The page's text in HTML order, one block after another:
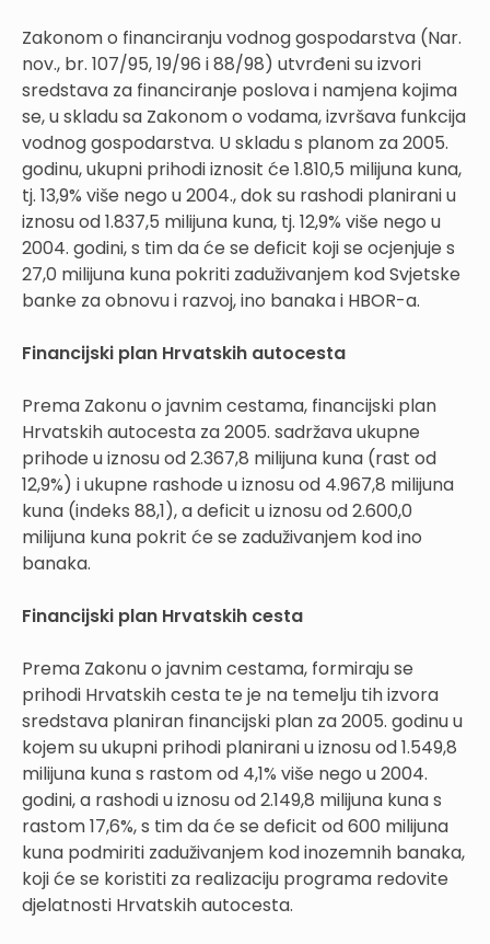
Zakonom o financiranju vodnog gospodarstva (Nar.
nov., br. 107/95, 19/96 i 88/98) utvrđeni su izvori
sredstava za financiranje poslova i namjena kojima
se, u skladu sa Zakonom o vodama, izvršava funkcija
vodnog gospodarstva. U skladu s planom za 2005.
godinu, ukupni prihodi iznosit će 1.810,5 milijuna kuna,
tj. 13,9% više nego u 2004., dok su rashodi planirani u
iznosu od 1.837,5 milijuna kuna, tj. 12,9% više nego u
2004. godini, s tim da će se deficit koji se ocjenjuje s
27,0 milijuna kuna pokriti zaduživanjem kod Svjetske
banke za obnovu i razvoj, ino banaka i HBOR-a.
Financijski plan Hrvatskih autocesta
Prema Zakonu o javnim cestama, financijski plan
Hrvatskih autocesta za 2005. sadržava ukupne
prihode u iznosu od 2.367,8 milijuna kuna (rast od
12,9%) i ukupne rashode u iznosu od 4.967,8 milijuna
kuna (indeks 88,1), a deficit u iznosu od 2.600,0
milijuna kuna pokrit će se zaduživanjem kod ino
banaka.
Financijski plan Hrvatskih cesta
Prema Zakonu o javnim cestama, formiraju se
prihodi Hrvatskih cesta te je na temelju tih izvora
sredstava planiran financijski plan za 2005. godinu u
kojem su ukupni prihodi planirani u iznosu od 1.549,8
milijuna kuna s rastom od 4,1% više nego u 2004.
godini, a rashodi u iznosu od 2.149,8 milijuna kuna s
rastom 17,6%, s tim da će se deficit od 600 milijuna
kuna podmiriti zaduživanjem kod inozemnih banaka,
koji će se koristiti za realizaciju programa redovite
djelatnosti Hrvatskih autocesta.